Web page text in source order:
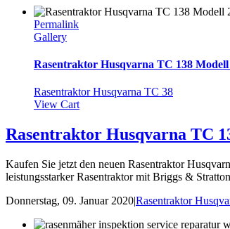
Permalink
Gallery
Rasentraktor Husqvarna TC 138 Modell
Rasentraktor Husqvarna TC 38
View Cart
Rasentraktor Husqvarna TC
Kaufen Sie jetzt den neuen Rasentraktor
leistungsstarker Rasentraktor mit Briggs &
Donnerstag, 09. Januar 2020|Rasentraktor